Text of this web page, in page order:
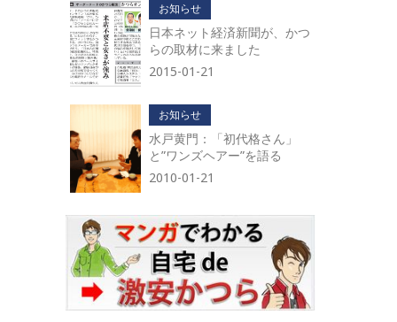
お知らせ
日本ネット経済新聞が、かつ
らの取材に来ました
2015-01-21
お知らせ
水戸黄門：「初代格さん」
と”ワンズヘアー”を語る
2010-01-21